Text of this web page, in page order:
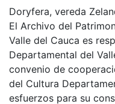
Doryfera, vereda
El Archivo del
Valle del Cauca es
Departamental del
convenio de
del Cultura
esfuerzos para su